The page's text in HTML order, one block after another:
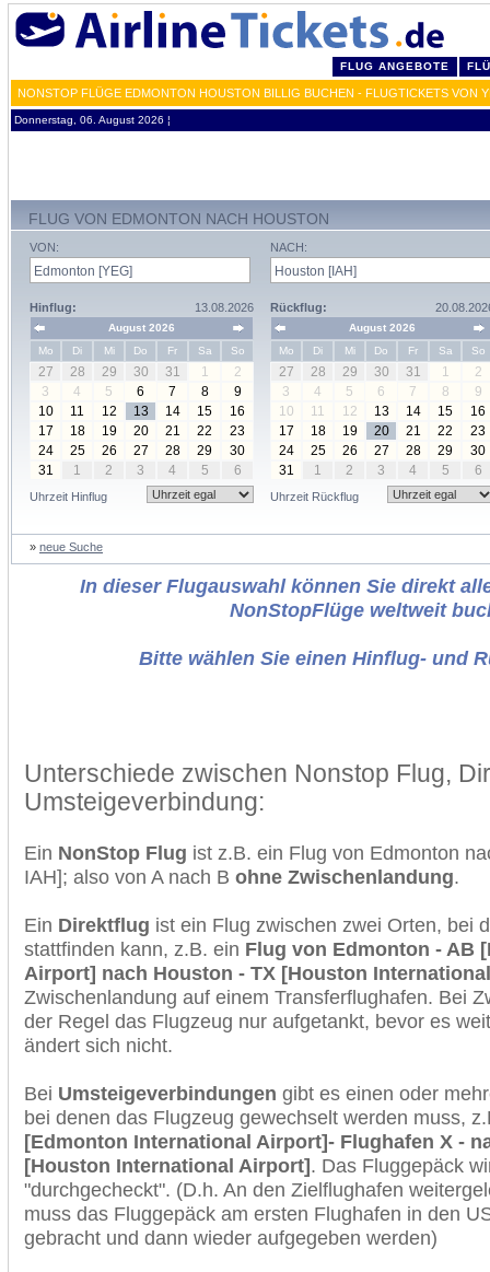
FLUG ANGEBOTE
NONSTOP FLÜGE EDMONTON HOUSTON BILLIG BUCHEN - FLUGTICKETS VON
Donnerstag, 06. August 2026 ¦
FLUG VON EDMONTON NACH HOUSTON
VON:
Hinflug: 13.08.2026
August 2026
Mo
Di Mi Do Fr Sa So
27 28 29 30 31 1
2
3
4 5 6 7 8
9
10
11 12 13 14 15
16
17
18 19 20 21 22
23
24
25 26 27 28 29
30
31
1 2 3 4 5 6
Uhrzeit Hinflug
NACH:
Rückflug:
August 2026
Mo
Di Mi Do Fr Sa So
27 28 29 30 31 1
2
3
4 5 6 7 8
9
10
11 12 13 14 15
16
17
18 19 20 21 22
23
24
25 26 27 28 29
30
31
1 2 3 4 5 6
Uhrzeit Rückflug
» neue Suche
In dieser Flugauswahl können Sie direkt
NonStopFlüge weltweit
Bitte wählen Sie einen Hinflug- und
Unterschiede zwischen Nonstop Flug,
Umsteigeverbindung:
Ein NonStop Flug ist z.B. ein Flug von Edmonton
IAH]; also von A nach B ohne Zwischenlandung.
Ein Direktflug ist ein Flug zwischen zwei Orten, bei
stattfinden kann, z.B. ein Flug von Edmonton - AB
Airport] nach Houston - TX [Houston
Zwischenlandung auf einem Transferflughafen. Bei
der Regel das Flugzeug nur aufgetankt, bevor es
ändert sich nicht.
Bei Umsteigeverbindungen gibt es einen oder
bei denen das Flugzeug gewechselt werden muss,
[Edmonton International Airport]- Flughafen X -
[Houston International Airport]. Das Fluggepäck
"durchgecheckt". (D.h. An den Zielflughafen
muss das Fluggepäck am ersten Flughafen in den
gebracht und dann wieder aufgegeben werden)